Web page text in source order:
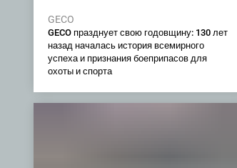
GECO
GECO празднует свою годовщину: 130 лет
назад началась история всемирного
успеха и признания боеприпасов для
охоты и спорта